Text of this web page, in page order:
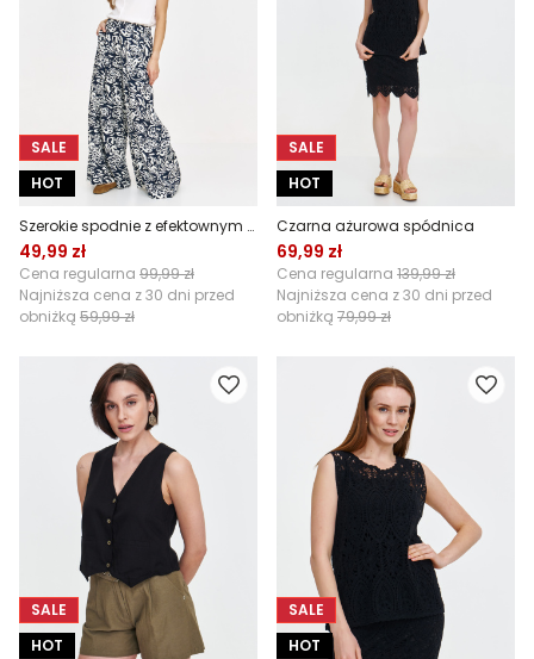
SALE
HOT
Szerokie spodnie z efektownym wzorem
49,99 zł
Cena regularna 99,99 zł
Najniższa cena z 30 dni przed
obniżką 59,99 zł
SALE
HOT
Czarna ażurowa spódnica
69,99 zł
Cena regularna 139,99 zł
Najniższa cena z 30 dni przed
obniżką 79,99 zł
SALE
HOT
SALE
HOT